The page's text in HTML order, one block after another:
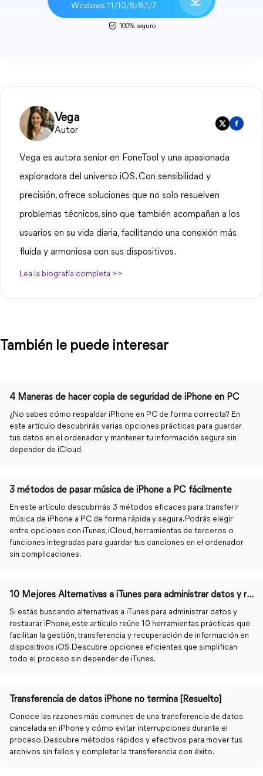
Windows 11/10/8/8.1/7
100% seguro
Vega
Autor
Vega es autora senior en FoneTool y una apasionada
exploradora del universo iOS. Con sensibilidad y
precisión, ofrece soluciones que no solo resuelven
problemas técnicos, sino que también acompañan a los
usuarios en su vida diaria, facilitando una conexión más
fluida y armoniosa con sus dispositivos.
Lea la biografía completa >>
También le puede interesar
4 Maneras de hacer copia de seguridad de iPhone en PC
¿No sabes cómo respaldar iPhone en PC de forma correcta? En
este artículo descubrirás varias opciones prácticas para guardar
tus datos en el ordenador y mantener tu información segura sin
depender de iCloud.
3 métodos de pasar música de iPhone a PC fácilmente
En este artículo descubrirás 3 métodos eficaces para transferir
música de iPhone a PC de forma rápida y segura. Podrás elegir
entre opciones con iTunes, iCloud, herramientas de terceros o
funciones integradas para guardar tus canciones en el ordenador
sin complicaciones.
10 Mejores Alternativas a iTunes para administrar datos y restaurar iPhone
Si estás buscando alternativas a iTunes para administrar datos y
restaurar iPhone, este artículo reúne 10 herramientas prácticas que
facilitan la gestión, transferencia y recuperación de información en
dispositivos iOS. Descubre opciones eficientes que simplifican
todo el proceso sin depender de iTunes.
Transferencia de datos iPhone no termina [Resuelto]
Conoce las razones más comunes de una transferencia de datos
cancelada en iPhone y cómo evitar interrupciones durante el
proceso. Descubre métodos rápidos y efectivos para mover tus
archivos sin fallos y completar la transferencia con éxito.